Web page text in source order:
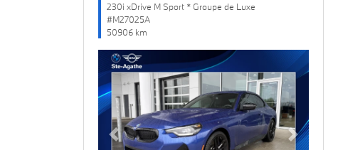
230i xDrive M Sport * Groupe de Luxe
#M27025A
50906 km
Previous Next